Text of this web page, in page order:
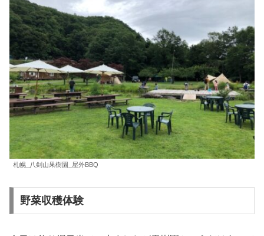
札幌_八剣山果樹園_屋外BBQ
野菜収穫体験